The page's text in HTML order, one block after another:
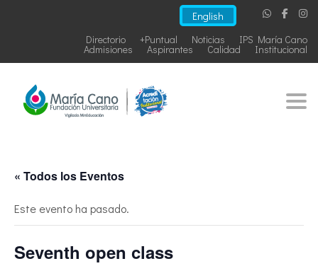
English
IPS María Cano
Noticias
+Puntual
Directorio
Institucional
Calidad
Aspirantes
Admisiones
« Todos los Eventos
Este evento ha pasado.
Seventh open class